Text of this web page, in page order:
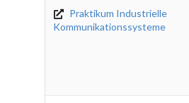
Praktikum Industrielle
Kommunikationssysteme